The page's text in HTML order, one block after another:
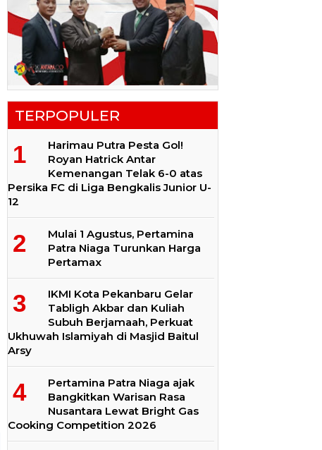
TERPOPULER
Harimau Putra Pesta Gol!
Royan Hatrick Antar
Kemenangan Telak 6-0 atas
Persika FC di Liga Bengkalis Junior U-
12
Mulai 1 Agustus, Pertamina
Patra Niaga Turunkan Harga
Pertamax
IKMI Kota Pekanbaru Gelar
Tabligh Akbar dan Kuliah
Subuh Berjamaah, Perkuat
Ukhuwah Islamiyah di Masjid Baitul
Arsy
Pertamina Patra Niaga ajak
Bangkitkan Warisan Rasa
Nusantara Lewat Bright Gas
Cooking Competition 2026